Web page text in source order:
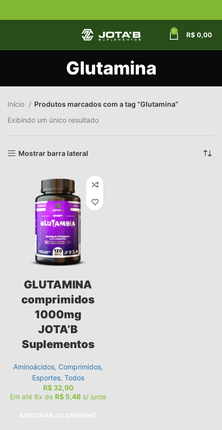
0 R$ 0,00
Glutamina
Início
Produtos marcados com a tag “Glutamina”
Exibindo um único resultado
Mostrar barra lateral
GLUTAMINA
comprimidos
1000mg
JOTA’B
Suplementos
Aminoácidos, Comprimidos,
Esportes, Todos
R$32,90
Em até 6x de R$ 5,48 s/ juros
ADICIONAR AO CARRINHO